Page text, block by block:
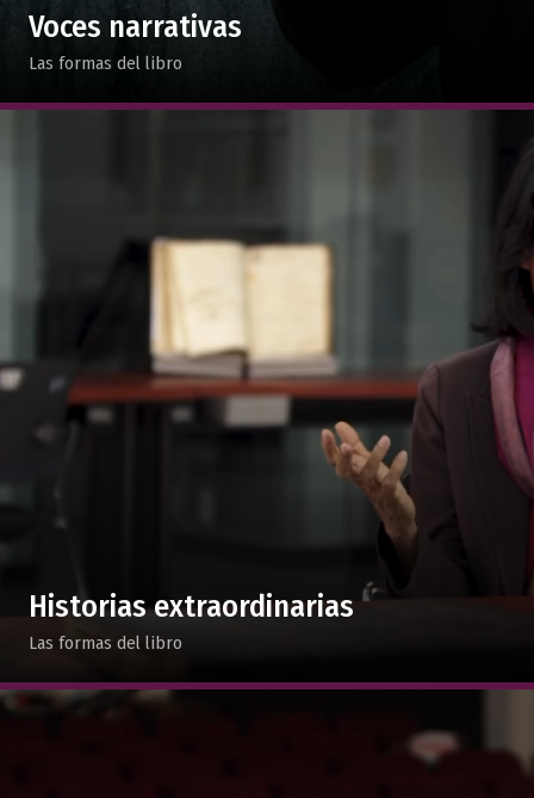
Voces narrativas
Las formas del libro
Historias extraordinarias
Las formas del libro